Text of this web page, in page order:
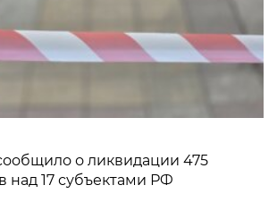
о ликвидации 475
над 17 субъектами РФ